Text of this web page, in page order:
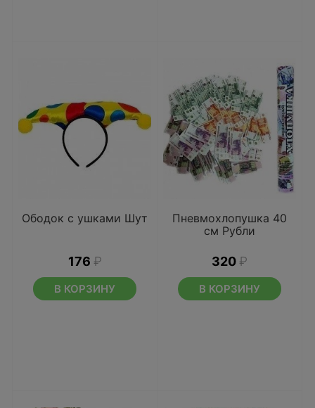
Ободок с ушками Шут
176 ₽
В КОРЗИНУ
Пневмохлопушка 40
см Рубли
320 ₽
В КОРЗИНУ